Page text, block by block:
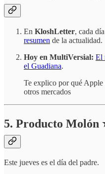
En KloshLetter, cada
resumen de la actualidad.
Hoy en MultiVersial: El
el Guadiana.
Te explico por qué Apple
otros mercados
5. Producto Molón
Este jueves es el día del padre.